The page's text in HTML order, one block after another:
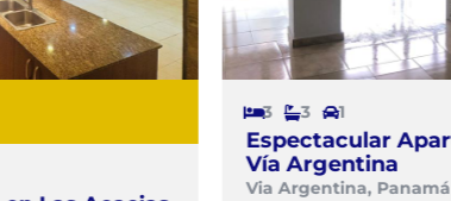
Vendido
Espectacular Apartamento en
Via Argentina, Panamá